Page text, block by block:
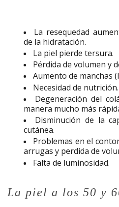
La resequedad
de la hidratación.
La piel pierde tersura.
Pérdida de volumen y
Aumento de manchas
Necesidad de nutrición.
Degeneración del
manera mucho más
Disminución de la
cutánea.
Problemas en el
arrugas y perdida de
Falta de luminosidad.
La piel a los 50 y